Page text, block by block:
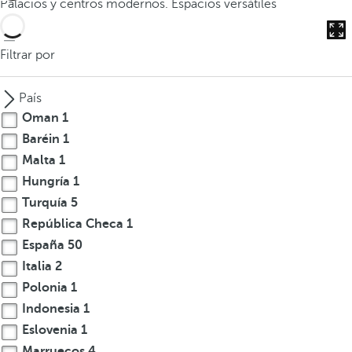
o
d
u
i
r
t
e
s
o
m
á
s
c
a
a
Palacios y centros modernos. Espacios versátiles
Filtrar por
País
Oman 1
Baréin 1
Malta 1
Hungría 1
Turquía 5
República Checa 1
España 50
Italia 2
Polonia 1
Indonesia 1
Eslovenia 1